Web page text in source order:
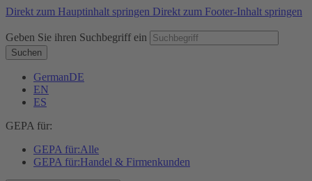
Direkt zum Hauptinhalt springen Direkt zum Footer-Inhalt springen
Geben Sie ihren Suchbegriff ein
Suchen
GermanDE
EN
ES
GEPA für:
GEPA für:Alle
GEPA für:Handel & Firmenkunden